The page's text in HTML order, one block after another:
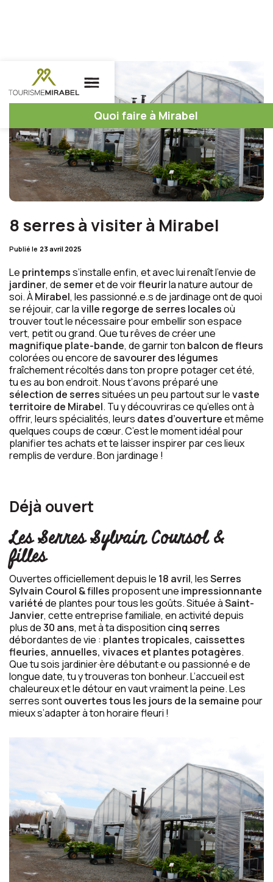
Quoi faire à Mirabel
8 serres à visiter à Mirabel
Publié le 23 avril 2025
Le printempss’installe enfin, et avec lui renaît l’envie de
jardiner, desemeret de voirfleurirla nature autour de
soi. ÀMirabel, les passionné.e.s de jardinage ont de quoi
se réjouir, car laville regorge de serres localesoù
trouver tout le nécessaire pour embellir son espace
vert, petit ou grand. Que tu rêves de créer une
magnifique plate-bande, de garnir ton balcon de fleurs
colorées ou encore desavourer des légumes
fraîchement récoltés dans ton propre potager cet été,
tu es au bon endroit. Nous t’avons préparé une
sélection de serressituées un peu partout sur levaste
territoire de Mirabel. Tu y découvriras ce qu’elles ont à
offrir, leurs spécialités, leurs dates d’ouvertureet même
quelques coups de cœur. C’est le moment idéal pour
planifier tes achats et te laisser inspirer par ces lieux
remplis de verdure. Bon jardinage !
Déjà ouvert
Les Serres Sylvain Coursol &
filles
Ouvertes officiellement depuis le 18 avril, lesSerres
Sylvain Courol & filles proposent une impressionnante
variétéde plantes pour tous les goûts. Située àSaint-
Janvier, cette entreprise familiale, en activité depuis
plus de30 ans, met à ta disposition cinq serres
débordantes de vie : plantes tropicales, caissettes
fleuries, annuelles, vivaces et plantes potagères.
Que tu sois jardinier·ère débutant·e ou passionné·e de
longue date, tu y trouveras ton bonheur. L’accueil est
chaleureux et le détour en vaut vraiment la peine. Les
serres sontouvertes tous les jours de la semaine pour
mieux s’adapter à ton horaire fleuri !